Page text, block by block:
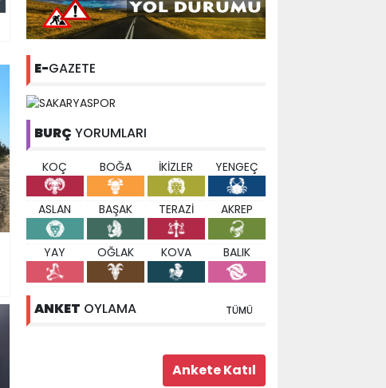
E-GAZETE
BURÇ YORUMLARI
KOÇ BOĞA İKİZLER YENGEÇ
ASLAN BAŞAK TERAZİ AKREP
YAY OĞLAK KOVA BALIK
ANKET OYLAMA TÜMÜ